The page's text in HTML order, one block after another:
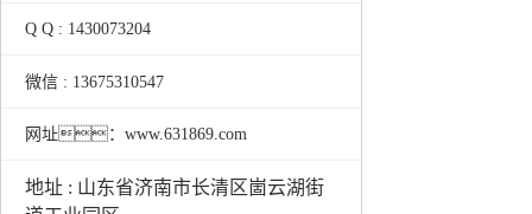
Q Q : 1430073204
微信 : 13675310547
网址：www.631869.com
地址 : 山东省济南市长清区崮云湖街